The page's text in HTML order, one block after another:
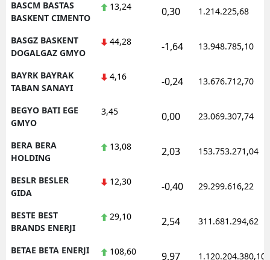
BASCM BASTAS
BASKENT CIMENTO
13,24 0,30 1.214.225,68
BASGZ BASKENT
DOGALGAZ GMYO
44,28 -1,64 13.948.785,10
BAYRK BAYRAK
TABAN SANAYI
4,16 -0,24 13.676.712,70
BEGYO BATI EGE
GMYO
3,45 0,00 23.069.307,74
BERA BERA
HOLDING
13,08 2,03 153.753.271,04
BESLR BESLER
GIDA
12,30 -0,40 29.299.616,22
BESTE BEST
BRANDS ENERJI
29,10 2,54 311.681.294,62
BETAE BETA ENERJI
108,60 9,97 1.120.204.380,10